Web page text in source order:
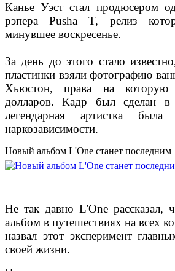
Канье Уэст стал продюсером
рэпера Pusha T, релиз
минувшее воскресенье.
За день до этого стало
пластинки взяли фотографию
Хьюстон, права на
долларов. Кадр был сделан в
легендарная артистка
наркозависимости.
Новый альбом L'One станет последним
Не так давно L'One рассказал,
альбом в путешествиях на всех
назвал этот эксперимент
своей жизни.